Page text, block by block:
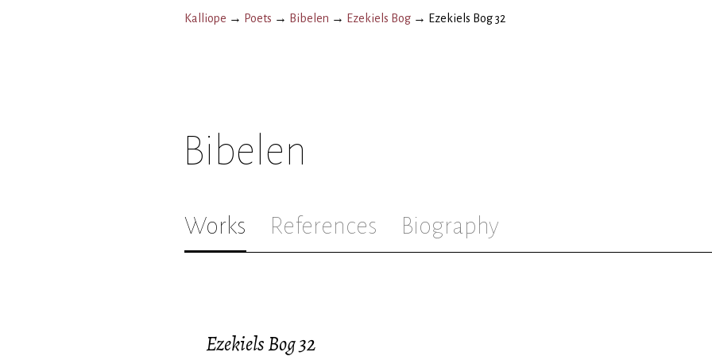
Kalliope → Poets → Bibelen → Ezekiels Bog → Ezekiels Bog 32
Bibelen
Works References Biography
Ezekiels Bog 32